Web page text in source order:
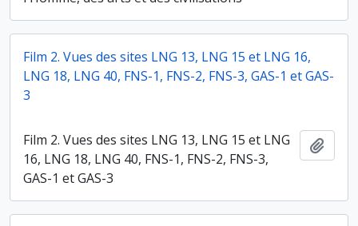
Film 2. Vues des sites LNG 13, LNG 15 et LNG 16,
LNG 18, LNG 40, FNS-1, FNS-2, FNS-3, GAS-1 et GAS-
3
Film 2. Vues des sites LNG 13, LNG 15 et LNG
16, LNG 18, LNG 40, FNS-1, FNS-2, FNS-3,
GAS-1 et GAS-3